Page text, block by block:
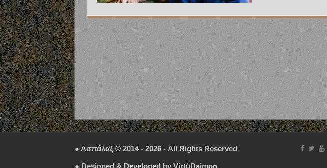
● Ασπάλαξ © 2014 - 2026 - All Rights Reserved